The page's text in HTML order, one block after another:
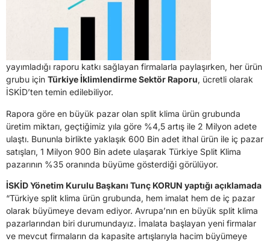
yayımladığı raporu katkı sağlayan firmalarla paylaşırken, her ürün
grubu için Türkiye İklimlendirme Sektör Raporu, ücretli olarak
İSKİD’ten temin edilebiliyor.
Rapora göre en büyük pazar olan split klima ürün grubunda
üretim miktarı, geçtiğimiz yıla göre %4,5 artış ile 2 Milyon adete
ulaştı. Bununla birlikte yaklaşık 600 Bin adet ithal ürün ile iç pazar
satışları, 1 Milyon 900 Bin adete ulaşarak Türkiye Split Klima
pazarının %35 oranında büyüme gösterdiği görülüyor.
İSKİD Yönetim Kurulu Başkanı Tunç KORUN yaptığı açıklamada
“Türkiye split klima ürün grubunda, hem imalat hem de iç pazar
olarak büyümeye devam ediyor. Avrupa’nın en büyük split klima
pazarlarından biri durumundayız. İmalata başlayan yeni firmalar
ve mevcut firmaların da kapasite artışlarıyla hacim büyümeye